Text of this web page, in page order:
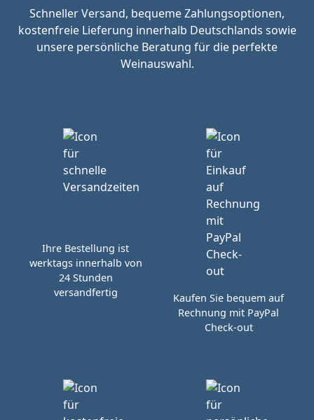
Schneller Versand, bequeme Zahlungsoptionen,
kostenfreie Lieferung innerhalb Deutschlands sowie
unsere persönliche Beratung für die perfekte
Weinauswahl.
Ihre Bestellung ist
werktags innerhalb von
24 Stunden
versandfertig
Kaufen Sie bequem auf
Rechnung mit PayPal
Check-out